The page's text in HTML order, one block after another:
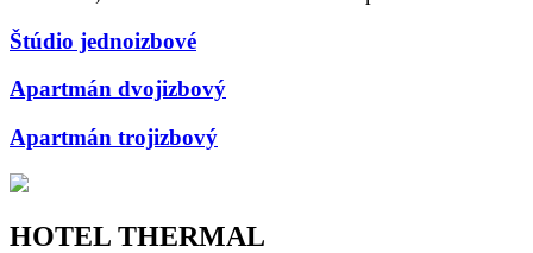
Štúdio jednoizbové
Apartmán dvojizbový
Apartmán trojizbový
HOTEL THERMAL